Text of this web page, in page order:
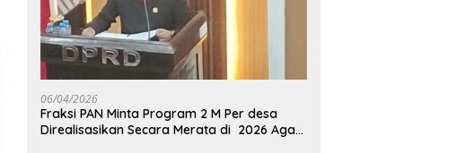
06/04/2026
Fraksi PAN Minta Program 2 M Per desa
Direalisasikan Secara Merata di 2026 Agar